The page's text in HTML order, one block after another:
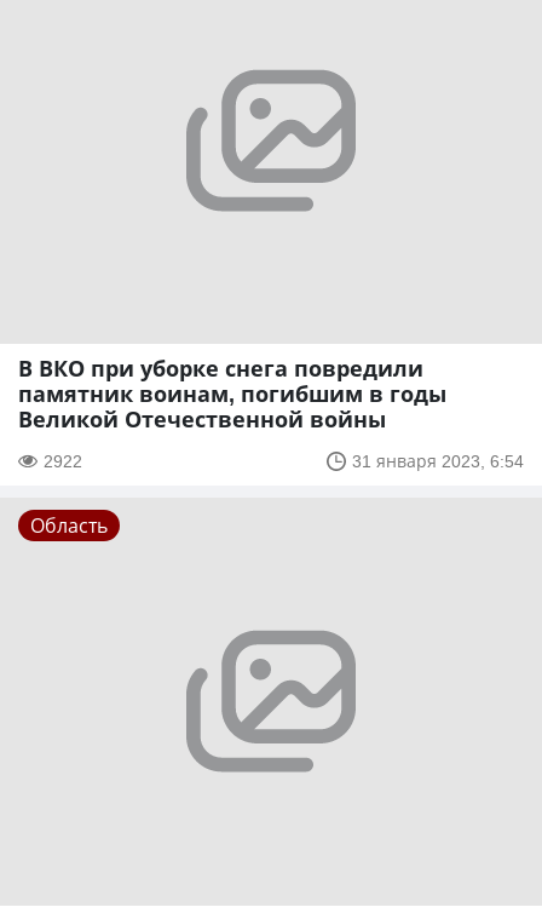
В ВКО при уборке снега повредили
памятник воинам, погибшим в годы
Великой Отечественной войны
2922 31 января 2023, 6:54
Область